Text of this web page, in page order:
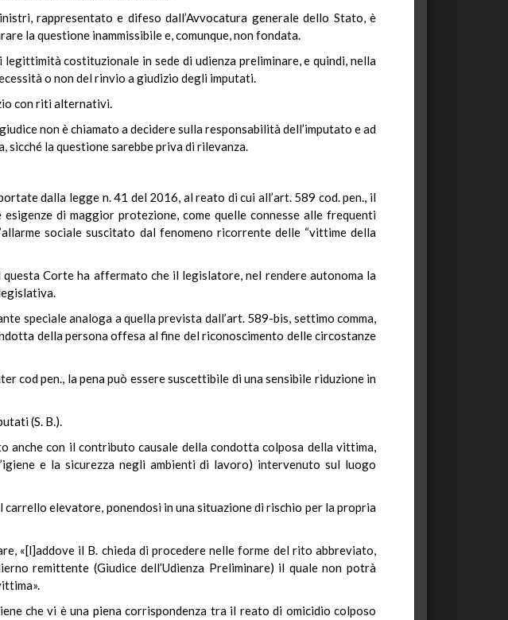
rappresentato e difeso dall’Avvocatura generale dello Stato, è
la questione inammissibile e, comunque, non fondata.
costituzionale in sede di udienza preliminare, e quindi, nella
o non del rinvio a giudizio degli imputati.
con riti alternativi.
non è chiamato a decidere sulla responsabilità dell’imputato e ad
la questione sarebbe priva di rilevanza.
dalla legge n. 41 del 2016, al reato di cui all’art. 589 cod. pen., il
di maggior protezione, come quelle connesse alle frequenti
sociale suscitato dal fenomeno ricorrente delle “vittime della
questa Corte ha affermato che il legislatore, nel rendere autonoma la
speciale analoga a quella prevista dall’art. 589-bis, settimo comma,
della persona offesa al fine del riconoscimento delle circostanze
cod pen., la pena può essere suscettibile di una sensibile riduzione in
(S. B.).
anche con il contributo causale della condotta colposa della vittima,
e la sicurezza negli ambienti di lavoro) intervenuto sul luogo
elevatore, ponendosi in una situazione di rischio per la propria
«[l]addove il B. chieda di procedere nelle forme del rito abbreviato,
remittente (Giudice dell’Udienza Preliminare) il quale non potrà
che vi è una piena corrispondenza tra il reato di omicidio colposo